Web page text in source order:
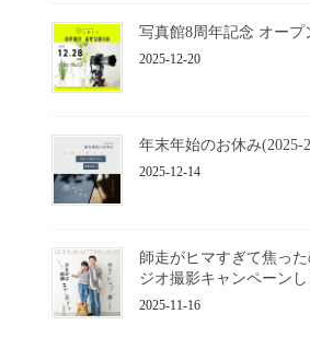
写真館8周年記念 オープ
2025-12-20
年末年始のお休み(2025-
2025-12-14
師走がヒマすぎて焦っ
ジオ撮影キャンペーン
2025-11-16